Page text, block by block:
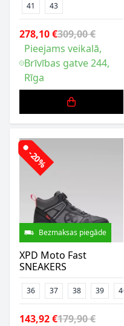
41 43
278,10 €309,00 €
Pieejams veikalā,
Brīvības gatve 244,
Rīga
-20%
Bezmaksas piegāde
XPD Moto Fast
SNEAKERS
36 37 38 39 40
143,92 €179,90 €